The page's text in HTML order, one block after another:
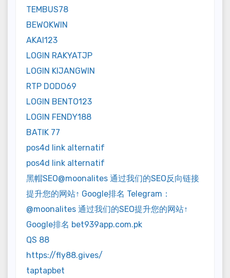
TEMBUS78
BEWOKWIN
AKAI123
LOGIN RAKYATJP
LOGIN KIJANGWIN
RTP DODO69
LOGIN BENTO123
LOGIN FENDY188
BATIK 77
pos4d link alternatif
pos4d link alternatif
黑帽SEO@moonalites 通过我们的SEO反向链接
提升您的网站↑ Google排名 Telegram：
@moonalites 通过我们的SEO提升您的网站↑
Google排名 bet939app.com.pk
QS 88
https://fly88.gives/
taptapbet